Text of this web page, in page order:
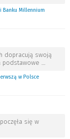
Banku Millennium
dopracują swoją
podstawowe …
w Polsce
się w